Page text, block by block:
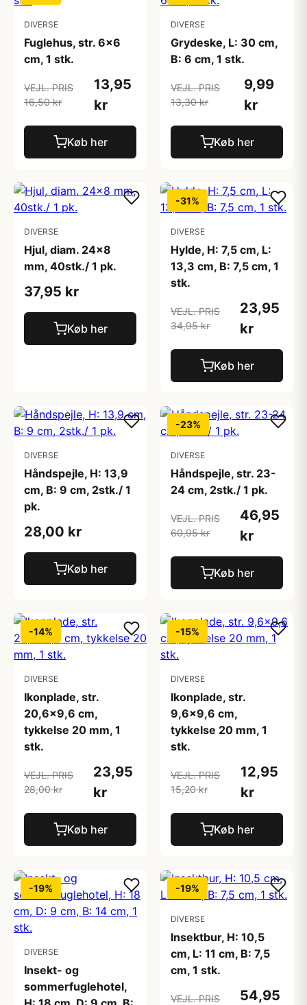
DIVERSE
Fuglehus, str. 6x6
cm, 1 stk.
VEJL. PRIS
16,50 kr
13,95
kr
Køb her
DIVERSE
Grydeske, L: 30 cm,
B: 6 cm, 1 stk.
VEJL. PRIS
13,30 kr
9,99
kr
Køb her
DIVERSE
Hjul, diam. 24x8
mm, 40stk./ 1 pk.
37,95 kr
Køb her
-31%
DIVERSE
Hylde, H: 7,5 cm, L:
13,3 cm, B: 7,5 cm, 1
stk.
VEJL. PRIS
34,95 kr
23,95
kr
Køb her
DIVERSE
Håndspejle, H: 13,9
cm, B: 9 cm, 2stk./ 1
pk.
28,00 kr
Køb her
-23%
DIVERSE
Håndspejle, str. 23-
24 cm, 2stk./ 1 pk.
VEJL. PRIS
60,95 kr
46,95
kr
Køb her
-14%
DIVERSE
Ikonplade, str.
20,6x9,6 cm,
tykkelse 20 mm, 1
stk.
VEJL. PRIS
28,00 kr
23,95
kr
Køb her
-15%
DIVERSE
Ikonplade, str.
9,6x9,6 cm,
tykkelse 20 mm, 1
stk.
VEJL. PRIS
15,20 kr
12,95
kr
Køb her
-19%
DIVERSE
Insekt- og
sommerfuglehotel,
-19%
DIVERSE
Insektbur, H: 10,5
cm, L: 11 cm, B: 7,5
cm, 1 stk.
VEJL. PRIS 54,95